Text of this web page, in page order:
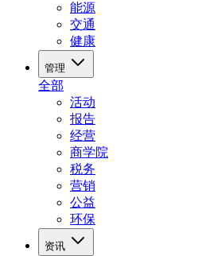
能源
交通
健康
管理
全部
活动
报告
经营
商学院
税务
营销
公益
环保
资讯